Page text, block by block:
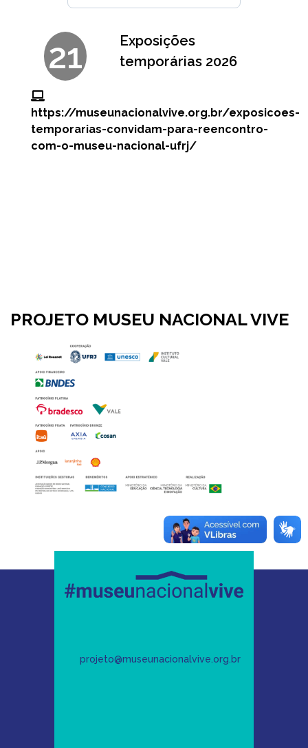
21
Exposições
temporárias 2026
https://museunacionalvive.org.br/exposicoes-
temporarias-convidam-para-reencontro-
com-o-museu-nacional-ufrj/
PROJETO MUSEU NACIONAL VIVE
projeto@museunacionalvive.org.br